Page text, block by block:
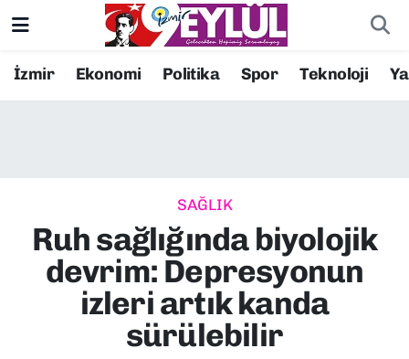
İzmir Ekonomi Politika Spor Teknoloji
SAĞLIK
Ruh sağlığında biyolojik
devrim: Depresyonun
izleri artık kanda
sürülebilir
Resmi İlanlar
EKONOMİ
KÜLTÜR SANAT
MAGAZİN
Konak Nöbetçi Eczaneler
Süper Lig Puan Durumu ve Fikstür
Tüm Manşetler
Son Dakika Haberleri
Haber Arşivi